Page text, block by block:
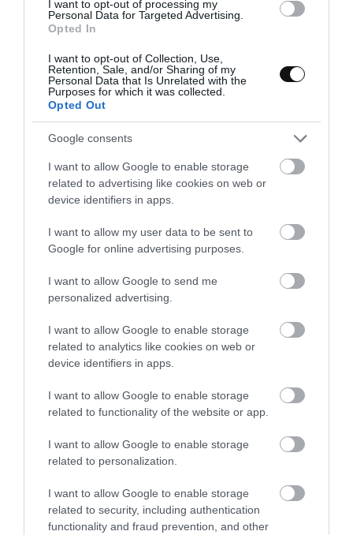
I want to opt-out of processing my
Personal Data for Targeted Advertising.
Opted In
I want to opt-out of Collection, Use,
Retention, Sale, and/or Sharing of my
Personal Data that Is Unrelated with the
Purposes for which it was collected.
Opted Out
Google consents
I want to allow Google to enable storage
related to advertising like cookies on web or
device identifiers in apps.
I want to allow my user data to be sent to
Google for online advertising purposes.
I want to allow Google to send me
personalized advertising.
I want to allow Google to enable storage
related to analytics like cookies on web or
device identifiers in apps.
I want to allow Google to enable storage
related to functionality of the website or app.
I want to allow Google to enable storage
related to personalization.
I want to allow Google to enable storage
related to security, including authentication
functionality and fraud prevention, and other
toda la base de la tarta procurando que quede lo más uniforme
posible.
ayudamos de una pala pequeña o espátula para distribuirla
por toda la superficie del pastel. Deberemos rellenar hasta
Decoramos con cerezas frescas y ya tenemos lista un delicioso
pastel sencillo y de temporada.